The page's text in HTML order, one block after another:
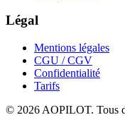
Légal
Mentions légales
CGU / CGV
Confidentialité
Tarifs
© 2026 AOPILOT. Tous